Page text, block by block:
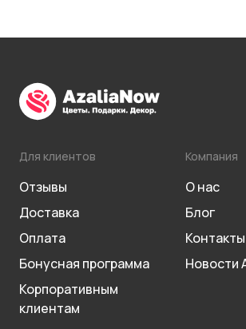
Для клиентов
Отзывы
Доставка
Оплата
Бонусная программа
Корпоративным
клиентам
Компания
О нас
Блог
Контакты
Новости